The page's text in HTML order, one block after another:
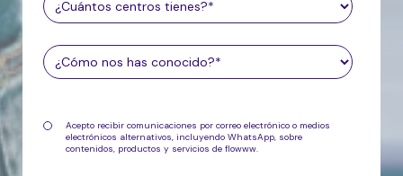
Acepto recibir comunicaciones por correo electrónico o medios
electrónicos alternativos, incluyendo WhatsApp, sobre
contenidos, productos y servicios de flowww.